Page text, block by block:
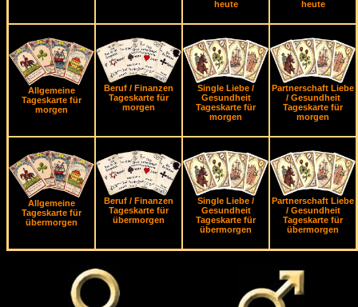
heute
heute
Allgemeine
Tageskarte für
morgen
Beruf / Finanzen
Tageskarte für
morgen
Single Liebe /
Gesundheit
Tageskarte für
morgen
Partnerschaft Liebe
/ Gesundheit
Tageskarte für
morgen
Allgemeine
Tageskarte für
übermorgen
Beruf / Finanzen
Tageskarte für
übermorgen
Single Liebe /
Gesundheit
Tageskarte für
übermorgen
Partnerschaft Liebe
/ Gesundheit
Tageskarte für
übermorgen